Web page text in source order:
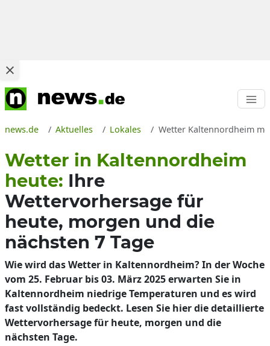
news.de Aktuelles Lokales Wetter Kaltennordheim
Wetter in Kaltennordheim
heute: Ihre
Wettervorhersage für
heute, morgen und die
nächsten 7 Tage
Wie wird das Wetter in Kaltennordheim? In der Woche
vom 25. Februar bis 03. März 2025 erwarten Sie in
Kaltennordheim niedrige Temperaturen und es wird
fast vollständig bedeckt. Lesen Sie hier die detaillierte
Wettervorhersage für heute, morgen und die
nächsten Tage.